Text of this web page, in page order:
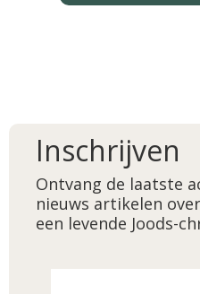
Inschrijven
Ontvang de laatste
nieuws artikelen
een levende Joods-